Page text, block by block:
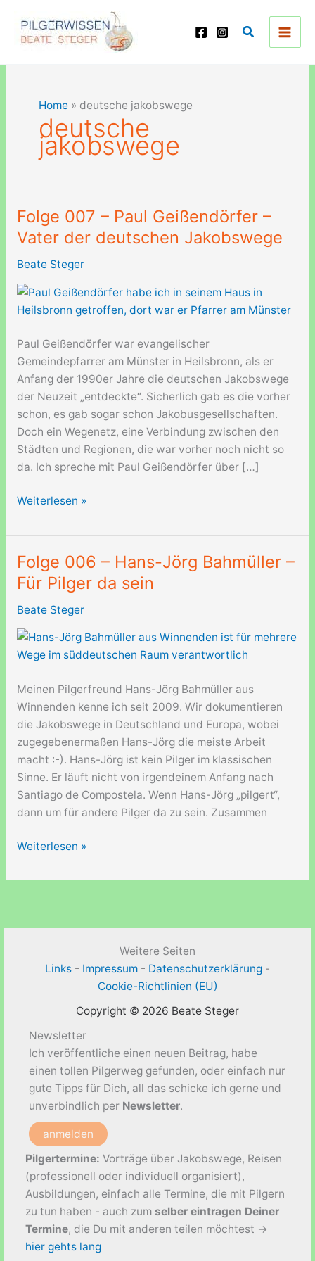
Inhalt
springen
Suchen
Home» deutsche jakobswege
deutsche
jakobswege
Folge 007 – Paul Geißendörfer –
Vater der deutschen Jakobswege
Beate Steger
Paul Geißendörfer war evangelischer
Gemeindepfarrer am Münster in Heilsbronn, als er
Anfang der 1990er Jahre die deutschen Jakobswege
der Neuzeit „entdeckte“. Sicherlich gab es die vorher
schon, es gab sogar schon Jakobusgesellschaften.
Doch ein Wegenetz, eine Verbindung zwischen den
Städten und Regionen, die war vorher noch nicht so
da. Ich spreche mit Paul Geißendörfer über […]
Folge
–
Paul
Geißendörfer
–
Vater
deutschen
Jakobswege
Weiterlesen »
Folge 006 – Hans-Jörg Bahmüller –
Für Pilger da sein
Beate Steger
Meinen Pilgerfreund Hans-Jörg Bahmüller aus
Winnenden kenne ich seit 2009. Wir dokumentieren
die Jakobswege in Deutschland und Europa, wobei
zugegebenermaßen Hans-Jörg die meiste Arbeit
macht :-). Hans-Jörg ist kein Pilger im klassischen
Sinne. Er läuft nicht von irgendeinem Anfang nach
Santiago de Compostela. Wenn Hans-Jörg „pilgert“,
dann um für andere Pilger da zu sein. Zusammen
Folge
–
Weiterlesen »
Weitere Seiten
Links - Impressum - Datenschutzerklärung -
Cookie-Richtlinien (EU)
Copyright © 2026 Beate Steger
Newsletter
Ich veröffentliche einen neuen Beitrag, habe
einen tollen Pilgerweg gefunden, oder einfach nur
gute Tipps für Dich, all das schicke ich gerne und
unverbindlich per Newsletter.
anmelden
Pilgertermine: Vorträge über Jakobswege, Reisen
(professionell oder individuell organisiert),
Ausbildungen, einfach alle Termine, die mit Pilgern
zu tun haben - auch zum selber eintragen Deiner
Termine, die Du mit anderen teilen möchtest ->
hier gehts lang